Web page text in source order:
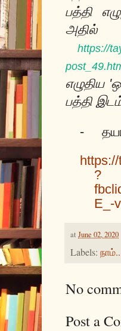
பத்தி
அதில்
https://
எழுதிய
பத்தி
-
?
E_-
at June 02, 2020
Labels: நாம்..
No
Post a